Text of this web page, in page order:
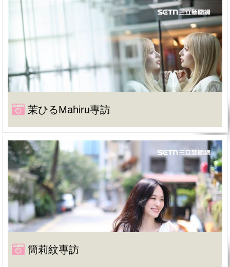
茉ひるMahiru專訪
簡莉紋專訪